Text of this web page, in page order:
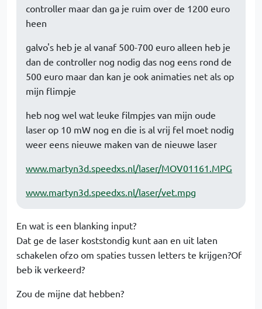
controller maar dan ga je ruim over de 1200 euro
heen
galvo's heb je al vanaf 500-700 euro alleen heb je
dan de controller nog nodig das nog eens rond de
500 euro maar dan kan je ook animaties net als op
mijn flimpje
heb nog wel wat leuke filmpjes van mijn oude
laser op 10 mW nog en die is al vrij fel moet nodig
weer eens nieuwe maken van de nieuwe laser
www.martyn3d.speedxs.nl/laser/MOV01161.MPG
www.martyn3d.speedxs.nl/laser/vet.mpg
En wat is een blanking input?
Dat ge de laser koststondig kunt aan en uit laten
schakelen ofzo om spaties tussen letters te krijgen?Of
beb ik verkeerd?
Zou de mijne dat hebben?